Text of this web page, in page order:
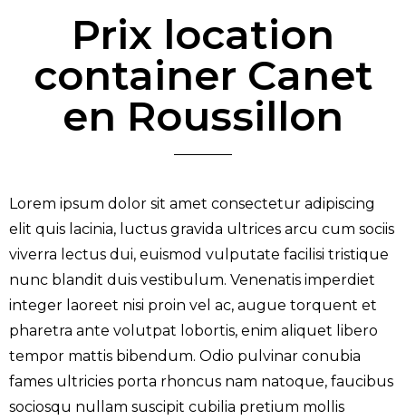
Prix location
container Canet
en Roussillon
Lorem ipsum dolor sit amet consectetur adipiscing
elit quis lacinia, luctus gravida ultrices arcu cum sociis
viverra lectus dui, euismod vulputate facilisi tristique
nunc blandit duis vestibulum. Venenatis imperdiet
integer laoreet nisi proin vel ac, augue torquent et
pharetra ante volutpat lobortis, enim aliquet libero
tempor mattis bibendum. Odio pulvinar conubia
fames ultricies porta rhoncus nam natoque, faucibus
sociosqu nullam suscipit cubilia pretium mollis